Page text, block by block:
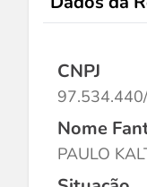
CNPJ
Nome
PAULO